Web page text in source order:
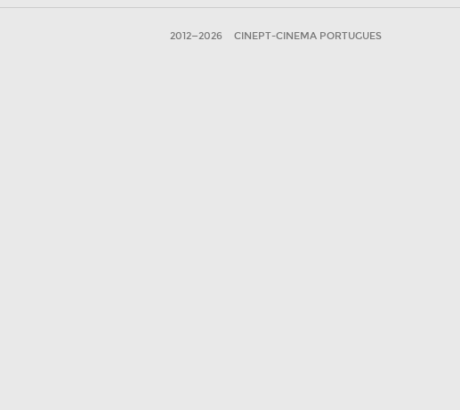
2012—2026 CINEPT-CINEMA PORTUGUES